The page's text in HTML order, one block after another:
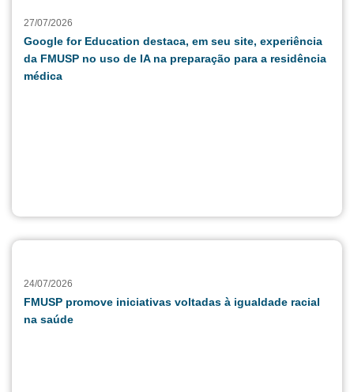
27/07/2026
Google for Education destaca, em seu site, experiência
da FMUSP no uso de IA na preparação para a residência
médica
24/07/2026
FMUSP promove iniciativas voltadas à igualdade racial
na saúde